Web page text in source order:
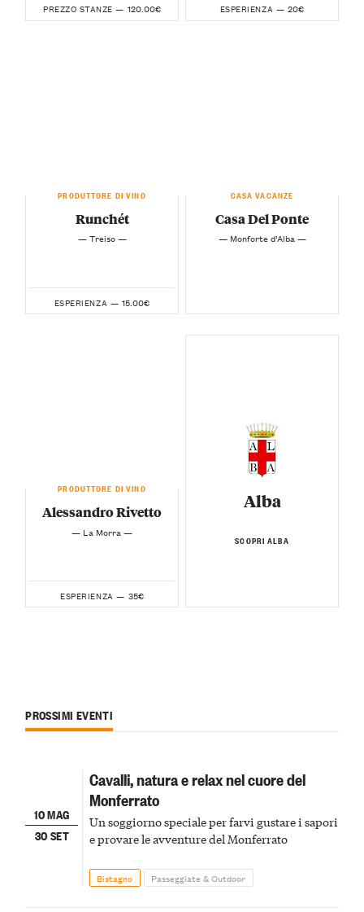
PREZZO STANZE — 120.00€ ESPERIENZA — 20€
PRODUTTORE DI VINO
Runchét
— Treiso —
ESPERIENZA — 15.00€
CASA VACANZE
Casa Del Ponte
— Monforte d’Alba —
PRODUTTORE DI VINO
Alessandro Rivetto
— La Morra —
ESPERIENZA — 35€
Alba
SCOPRI ALBA
PROSSIMI EVENTI
10 MAG
30 SET
Cavalli, natura e relax nel cuore del
Monferrato
Un soggiorno speciale per farvi gustare i sapori
e provare le avventure del Monferrato
Bistagno Passeggiate & Outdoor